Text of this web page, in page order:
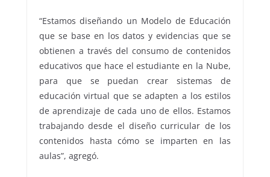
“Estamos diseñando un Modelo de Educación
que se base en los datos y evidencias que se
obtienen a través del consumo de contenidos
educativos que hace el estudiante en la Nube,
para que se puedan crear sistemas de
educación virtual que se adapten a los estilos
de aprendizaje de cada uno de ellos. Estamos
trabajando desde el diseño curricular de los
contenidos hasta cómo se imparten en las
aulas”, agregó.